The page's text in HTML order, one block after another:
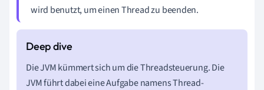
wird benutzt, um einen Thread zu beenden.
Die JVM kümmert sich um die Threadsteuerung. Die
JVM führt dabei eine Aufgabe namens Thread-